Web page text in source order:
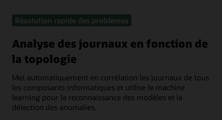
Résolution rapide des problèmes
Analyse des journaux en fonction de
la topologie
Met automatiquement en corrélation les journaux de tous
les composants informatiques et utilise le machine
learning pour la reconnaissance des modèles et la
détection des anomalies.